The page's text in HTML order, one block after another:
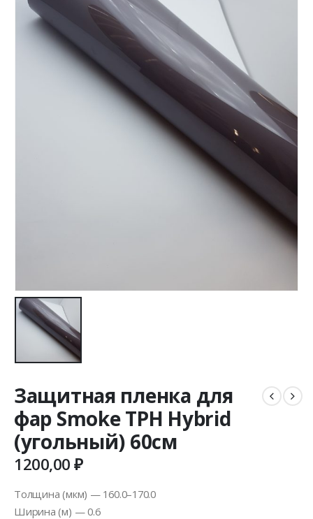
Защитная пленка для
фар Smoke TPH Hybrid
(угольный) 60см
1200,00₽
Толщина (мкм) — 160.0–170.0
Ширина (м) — 0.6